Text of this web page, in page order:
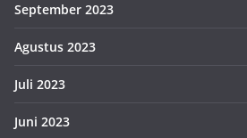
September 2023
Agustus 2023
Juli 2023
Juni 2023